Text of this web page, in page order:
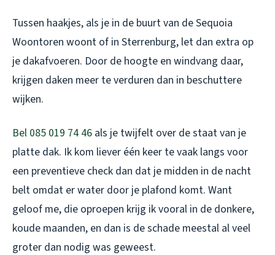
Tussen haakjes, als je in de buurt van de Sequoia
Woontoren woont of in Sterrenburg, let dan extra op
je dakafvoeren. Door de hoogte en windvang daar,
krijgen daken meer te verduren dan in beschuttere
wijken.
Bel 085 019 74 46 als je twijfelt over de staat van je
platte dak. Ik kom liever één keer te vaak langs voor
een preventieve check dan dat je midden in de nacht
belt omdat er water door je plafond komt. Want
geloof me, die oproepen krijg ik vooral in de donkere,
koude maanden, en dan is de schade meestal al veel
groter dan nodig was geweest.